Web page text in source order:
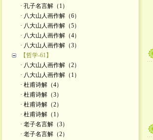
· 孔子名言解（1）
· 八大山人画作解（6）
· 八大山人画作解（5）
· 八大山人画作解（4）
· 八大山人画作解（3）
【哲学-61】
· 八大山人画作解（2）
· 八大山人画作解（1）
· 杜甫诗解（4）
· 杜甫诗解（3）
· 杜甫诗解（2）
· 杜甫诗解（1）
· 老子名言解（3）
· 老子名言解（2）